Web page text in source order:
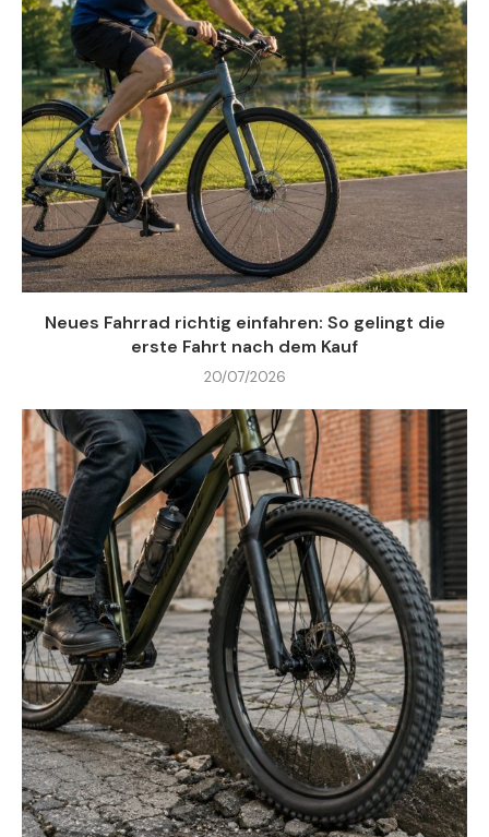
Neues Fahrrad richtig einfahren: So gelingt die
erste Fahrt nach dem Kauf
20/07/2026